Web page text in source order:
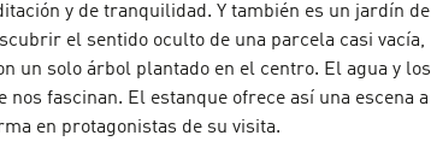
y de tranquilidad. Y también es un jardín de
el sentido oculto de una parcela casi vacía,
un solo árbol plantado en el centro. El agua y los
nos fascinan. El estanque ofrece así una escena a
en protagonistas de su visita.